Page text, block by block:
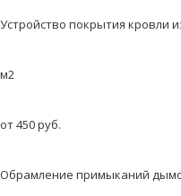
Устройство покрытия кровли
м2
от 450 руб.
Обрамление примыканий